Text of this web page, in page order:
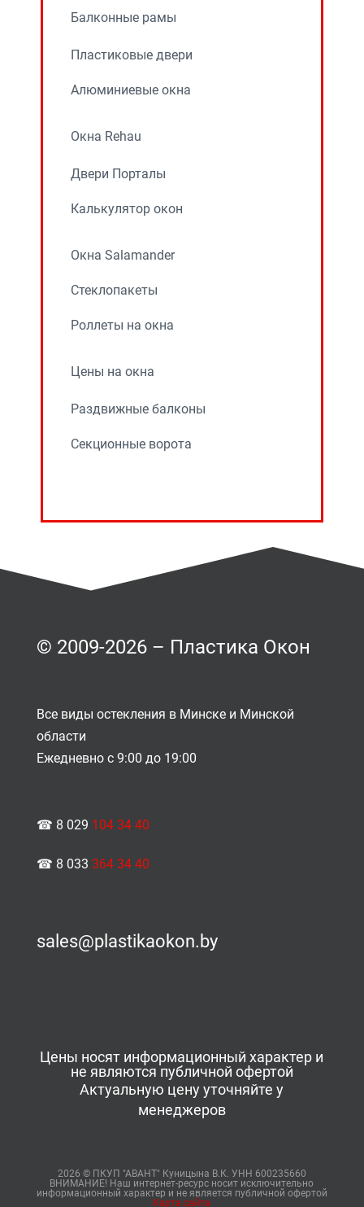
Балконные рамы
Пластиковые двери
Алюминиевые окна
Окна Rehau
Двери Порталы
Калькулятор окон
Окна Salamander
Стеклопакеты
Роллеты на окна
Цены на окна
Раздвижные балконы
Секционные ворота
© 2009-2026 – Пластика Окон
Все виды остекления в Минске и Минской
области
Ежедневно с 9:00 до 19:00
☎ 8 029 104 34 40
☎ 8 033 364 34 40
sales@plastikaokon.by
Цены носят информационный характер и
не являются публичной офертой
Актуальную цену уточняйте у
менеджеров
2026 © ПКУП "АВАНТ" Куницына В.К. УНН 600235660
ВНИМАНИЕ! Наш интернет-ресурс носит исключительно
информационный характер и не является публичной офертой
Карта сайта